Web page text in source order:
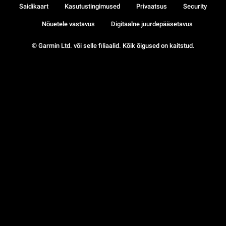
© Garmin Ltd. või selle filiaalid. Kõik õigused on kaitstud.
Saidikaart Kasutustingimused Privaatsus Security
Nõuetele vastavus Digitaalne juurdepääsetavus